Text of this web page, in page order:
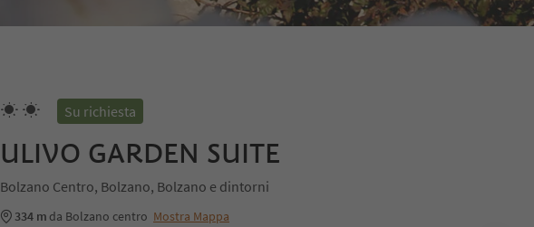
Su richiesta
ULIVO GARDEN SUITE
Bolzano Centro, Bolzano, Bolzano e dintorni
334 m da Bolzano centro Mostra Mappa